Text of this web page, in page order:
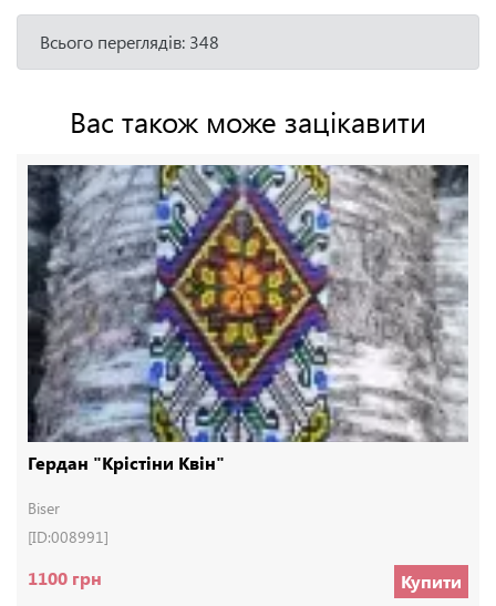
Всього переглядів: 348
Вас також може зацікавити
Гердан "Крістіни Квін"
Biser
[ID:008991]
1100 грн Купити